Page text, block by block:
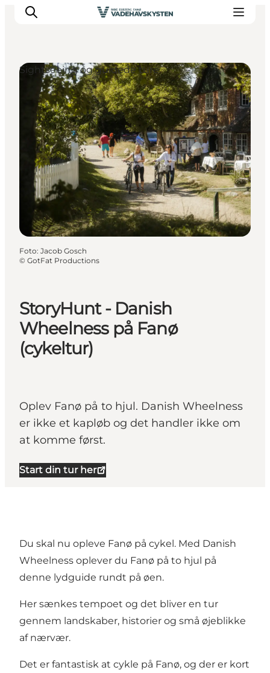
Oplev Ribe
Oplev Esbjerg
Oplev Fanø
Oplev Mandø
Oplev Vadehavet
Det Sker
StoryHunt - Danish
Wheelness på Fanø
(cykeltur)
Oplev Fanø på to hjul. Danish Wheelness
er ikke et kapløb og det handler ikke om
at komme først.
Start din tur her
Sightseeing og guidede ture
Foto: Jacob Gosch
© GotFat Productions
Du skal nu opleve Fanø på cykel. Med Danish
Wheelness oplever du Fanø på to hjul på
denne lydguide rundt på øen.
Her sænkes tempoet og det bliver en tur
gennem landskaber, historier og små øjeblikke
af nærvær.
Det er fantastisk at cykle på Fanø, og der er kort